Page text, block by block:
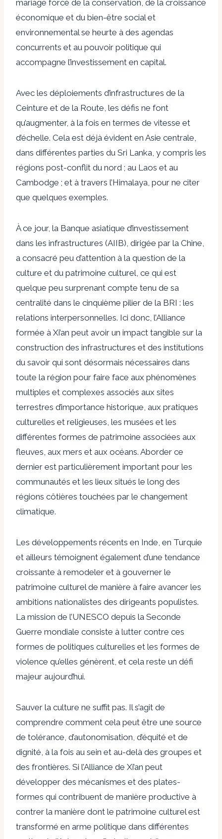
mariage forcé de la conservation, de la croissance
économique et du bien-être social et
environnemental se heurte à des agendas
concurrents et au pouvoir politique qui
accompagne l’investissement en capital.
Avec les déploiements d’infrastructures de la
Ceinture et de la Route, les défis ne font
qu’augmenter, à la fois en termes de vitesse et
d’échelle. Cela est déjà évident en Asie centrale,
dans différentes parties du Sri Lanka, y compris les
régions post-conflit du nord ; au Laos et au
Cambodge ; et à travers l’Himalaya, pour ne citer
que quelques exemples.
À ce jour, la Banque asiatique d’investissement
dans les infrastructures (AIIB), dirigée par la Chine,
a consacré peu d’attention à la question de la
culture et du patrimoine culturel, ce qui est
quelque peu surprenant compte tenu de sa
centralité dans le cinquième pilier de la BRI : les
relations interpersonnelles. Ici donc, l’Alliance
formée à Xi’an peut avoir un impact tangible sur la
construction des infrastructures et des institutions
du savoir qui sont désormais nécessaires dans
toute la région pour faire face aux phénomènes
multiples et complexes associés aux sites
terrestres d’importance historique, aux pratiques
culturelles et religieuses, les musées et les
différentes formes de patrimoine associées aux
fleuves, aux mers et aux océans. Aborder ce
dernier est particulièrement important pour les
communautés et les lieux situés le long des
régions côtières touchées par le changement
climatique.
Les développements récents en Inde, en Turquie
et ailleurs témoignent également d’une tendance
croissante à remodeler et à gouverner le
patrimoine culturel de manière à faire avancer les
ambitions nationalistes des dirigeants populistes.
La mission de l’UNESCO depuis la Seconde
Guerre mondiale consiste à lutter contre ces
formes de politiques culturelles et les formes de
violence qu’elles génèrent, et cela reste un défi
majeur aujourd’hui.
Sauver la culture ne suffit pas. Il s’agit de
comprendre comment cela peut être une source
de tolérance, d’autonomisation, d’équité et de
dignité, à la fois au sein et au-delà des groupes et
des frontières. Si l’Alliance de Xi’an peut
développer des mécanismes et des plates-
formes qui contribuent de manière productive à
contrer la manière dont le patrimoine culturel est
transformé en arme politique dans différentes